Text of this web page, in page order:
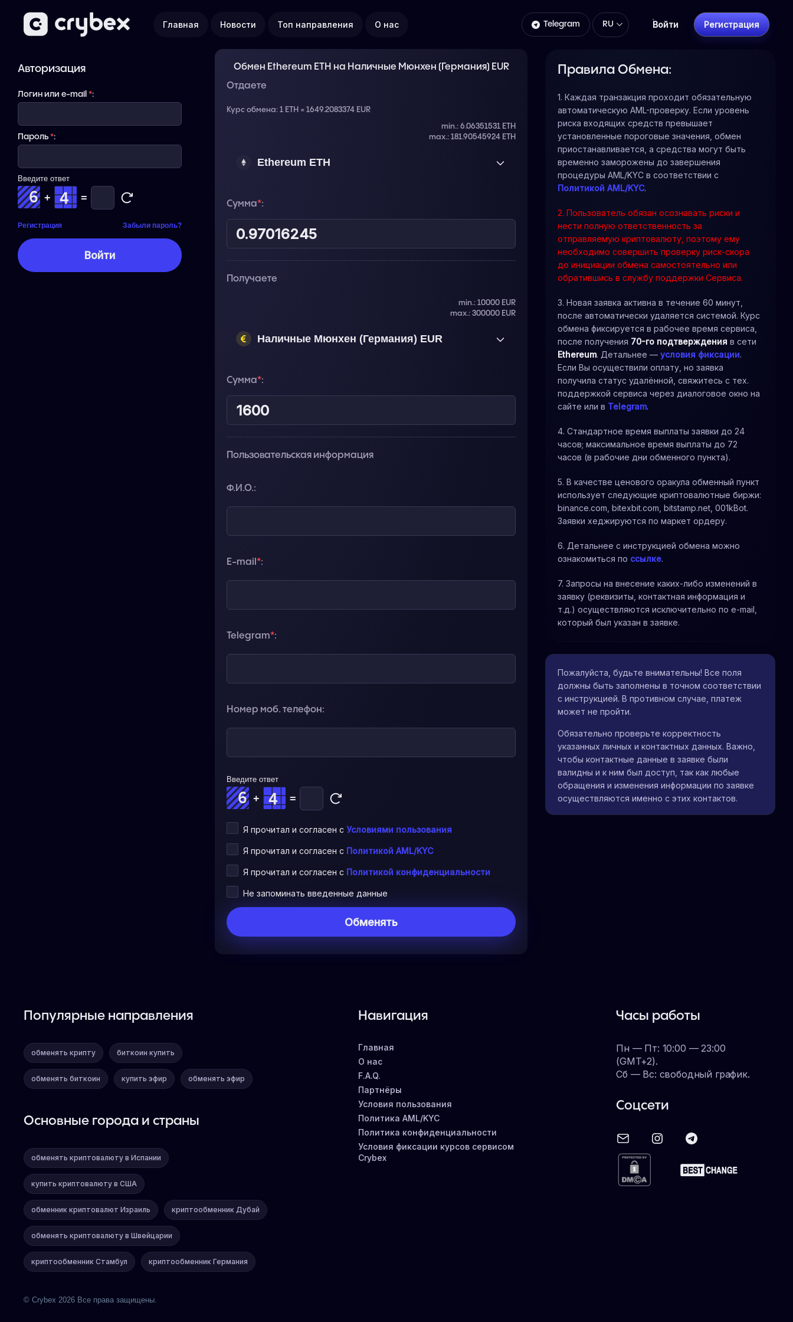
Главная Новости Топ направления О нас Telegram RU Войти Регистрация
Обмен Ethereum ETH на Наличные Мюнхен (Германия) EUR
Отдаете
Курс обмена:1 ETH = 1649.2083374 EUR
min.: 6.06351531 ETH
max.: 181.90545924 ETH
Ethereum ETH
Сумма*:
Получаете
min.: 10000 EUR
max.: 300000 EUR
Наличные Мюнхен (Германия) EUR
Сумма*:
Пользовательская информация
Ф.И.О.:
E-mail*:
Telegram*:
Номер моб. телефон:
Введите ответ
+ =
Я прочитал и согласен сУсловиями пользования
Я прочитал и согласен с Политикой AML/KYC
Я прочитал и согласен с Политикой конфиденциальности
Не запоминать введенные данные
Правила Обмена:
1. Каждая транзакция проходит обязательную
автоматическую AML-проверку. Если уровень
риска входящих средств превышает
установленные пороговые значения, обмен
приостанавливается, а средства могут быть
временно заморожены до завершения
процедуры AML/KYC в соответствии с
Политикой AML/KYC.
2. Пользователь обязан осознавать риски и
нести полную ответственность за
отправляемую криптовалюту, поэтому ему
необходимо совершить проверку риск-скора
до инициации обмена самостоятельно или
обратившись в службу поддержки Сервиса.
3. Новая заявка активна в течение 60 минут,
после автоматически удаляется системой. Курс
обмена фиксируется в рабочее время сервиса,
после получения 70-го подтверждения в сети
Ethereum. Детальнее —условия фиксации.
Если Вы осуществили оплату, но заявка
получила статус удалённой, свяжитесь с тех.
поддержкой сервиса через диалоговое окно на
сайте или в Telegram.
4. Стандартное время выплаты заявки до 24
часов; максимальное время выплаты до 72
часов (в рабочие дни обменного пункта).
5. В качестве ценового оракула обменный пункт
использует следующие криптовалютные биржи:
binance.com, bitexbit.com, bitstamp.net, 001kBot.
Заявки хеджируются по маркет ордеру.
6. Детальнее с инструкцией обмена можно
ознакомиться по ссылке.
7. Запросы на внесение каких-либо изменений в
заявку (реквизиты, контактная информация и
т.д.) осуществляются исключительно по e-mail,
который был указан в заявке.
Пожалуйста, будьте внимательны! Все поля
должны быть заполнены в точном соответствии
с инструкцией. В противном случае, платеж
может не пройти.
Обязательно проверьте корректность
указанных личных и контактных данных. Важно,
чтобы контактные данные в заявке были
валидны и к ним был доступ, так как любые
обращения и изменения информации по заявке
осуществляются именно с этих контактов.
Авторизация
Логин или e-mail *:
Пароль *:
Введите ответ
+ =
Регистрация Забыли пароль?
Популярные направления
обменять крипту биткоин купить
обменять биткоин купить эфир обменять эфир
Основные города и страны
обменять криптовалюту в Испании
купить криптовалюту в США
обменник криптовалют Израиль криптообменник Дубай
обменять криптовалюту в Швейцарии
криптообменник Стамбул криптообменник Германия
© Crybex 2026 Все права защищены.
Навигация
Главная
О нас
F.A.Q.
Партнёры
Условия пользования
Политика AML/KYC
Политика конфиденциальности
Условия фиксации курсов сервисом
Crybex
Часы работы
Пн — Пт: 10:00 — 23:00
(GMT+2).
Сб — Вс: свободный график.
Соцсети